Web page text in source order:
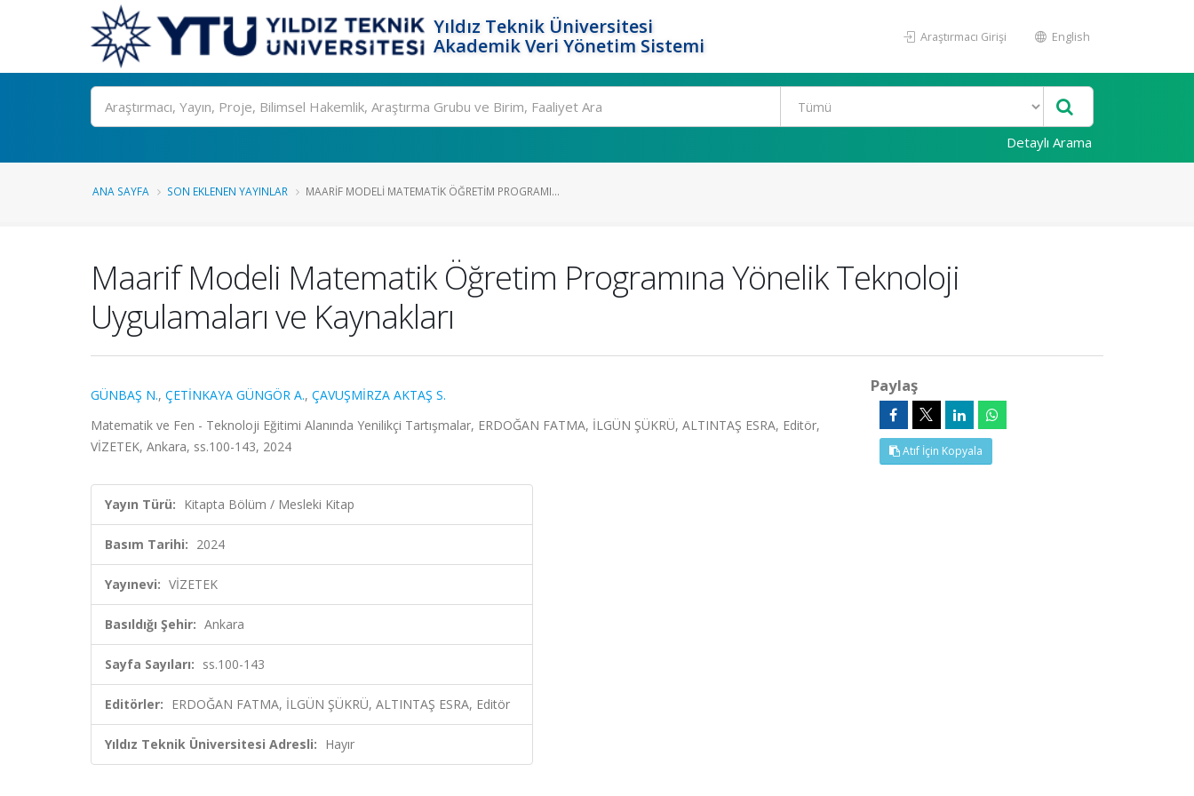
Yıldız Teknik Üniversitesi
Akademik Veri Yönetim Sistemi
Araştırmacı Girişi English
Ara
Detaylı Arama
ANA SAYFA SON EKLENEN YAYINLAR MAARIF MODELI MATEMATIK ÖĞRETIM PROGRAMI...
Maarif Modeli Matematik Öğretim Programına Yönelik Teknoloji
Uygulamaları ve Kaynakları
GÜNBAŞ N., ÇETİNKAYA GÜNGÖR A., ÇAVUŞMİRZA AKTAŞ S.
Matematik ve Fen - Teknoloji Eğitimi Alanında Yenilikçi Tartışmalar, ERDOĞAN FATMA, İLGÜN ŞÜKRÜ, ALTINTAŞ ESRA, Editör,
VİZETEK, Ankara, ss.100-143, 2024
Yayın Türü: Kitapta Bölüm / Mesleki Kitap
Basım Tarihi: 2024
Yayınevi: VİZETEK
Basıldığı Şehir: Ankara
Sayfa Sayıları: ss.100-143
Editörler: ERDOĞAN FATMA, İLGÜN ŞÜKRÜ, ALTINTAŞ ESRA, Editör
Yıldız Teknik Üniversitesi Adresli: Hayır
Paylaş
Atıf İçin Kopyala